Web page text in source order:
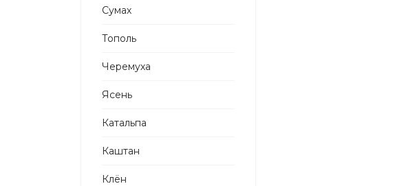
Сумах
Тополь
Черемуха
Ясень
Катальпа
Каштан
Клён